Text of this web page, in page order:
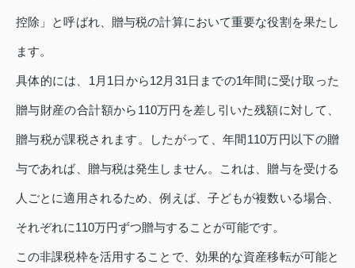
控除」と呼ばれ、贈与税の計算において重要な役割を果たし
ます。
具体的には、1月1日から12月31日までの1年間に受け取った
贈与財産の合計額から110万円を差し引いた残額に対して、
贈与税が課税されます。したがって、年間110万円以下の贈
与であれば、贈与税は発生しません。これは、贈与を受ける
人ごとに適用されるため、例えば、子どもが複数いる場合、
それぞれに110万円ずつ贈与することが可能です。
この非課税枠を活用することで、効果的な資産移転が可能と